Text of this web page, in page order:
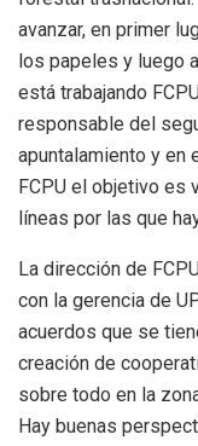
avanzar, en primer
los papeles y luego
está trabajando
responsable del
apuntalamiento y en
FCPU el objetivo es
líneas por las que
La dirección de
con la gerencia de
acuerdos que se
creación de
sobre todo en la
Hay buenas